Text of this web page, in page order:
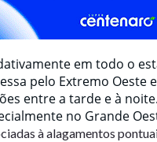
em todo o
pelo Extremo Oeste
entre a tarde e à
no Grande
à alagamentos